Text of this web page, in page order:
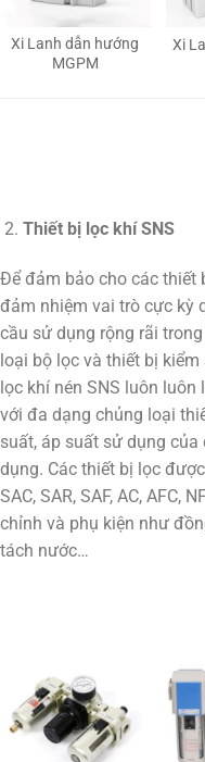
Xi Lanh dẫn hướng
MGPM
Xi
Thiết bị lọc khí SNS
Để đảm bảo cho các thiết
đảm nhiệm vai trò cực kỳ
cầu sử dụng rộng rãi
loại bộ lọc và thiết bị
lọc khí nén SNS luôn
với đa dạng chủng loại
suất, áp suất sử dụng
dụng. Các thiết bị lọc
SAC, SAR, SAF, AC, AFC,
chỉnh và phụ kiện như
tách nước…